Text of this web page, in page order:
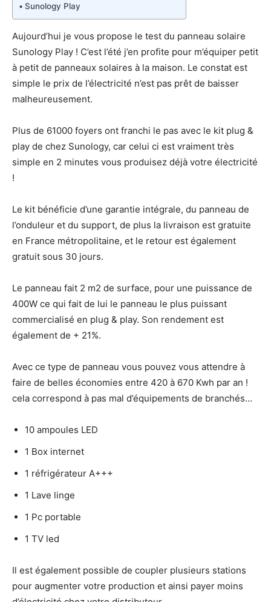
Sunology Play
Aujourd’hui je vous propose le test du panneau solaire
Sunology Play ! C’est l’été j’en profite pour m’équiper petit
à petit de panneaux solaires à la maison. Le constat est
simple le prix de l’électricité n’est pas prêt de baisser
malheureusement.
Plus de 61000 foyers ont franchi le pas avec le kit plug &
play de chez Sunology, car celui ci est vraiment très
simple en 2 minutes vous produisez déjà votre électricité
!
Le kit bénéficie d’une garantie intégrale, du panneau de
l’onduleur et du support, de plus la livraison est gratuite
en France métropolitaine, et le retour est également
gratuit sous 30 jours.
Le panneau fait 2 m2 de surface, pour une puissance de
400W ce qui fait de lui le panneau le plus puissant
commercialisé en plug & play. Son rendement est
également de + 21%.
Avec ce type de panneau vous pouvez vous attendre à
faire de belles économies entre 420 à 670 Kwh par an !
cela correspond à pas mal d’équipements de branchés…
10 ampoules LED
1 Box internet
1 réfrigérateur A+++
1 Lave linge
1 Pc portable
1 TV led
Il est également possible de coupler plusieurs stations
pour augmenter votre production et ainsi payer moins